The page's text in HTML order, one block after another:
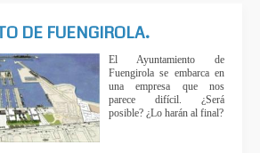
DE FUENGIROLA.
El Ayuntamiento de
Fuengirola se embarca en
una empresa que nos
parece difícil. ¿Será
posible? ¿Lo harán al final?